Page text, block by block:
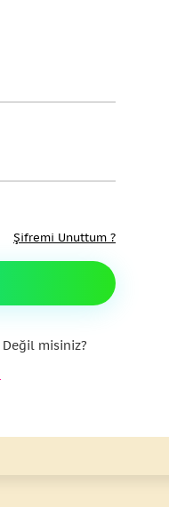
Şifremi Unuttum ?
Değil misiniz?